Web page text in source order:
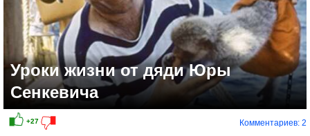
Уроки жизни от дяди Юры
Сенкевича
Комментариев: 2